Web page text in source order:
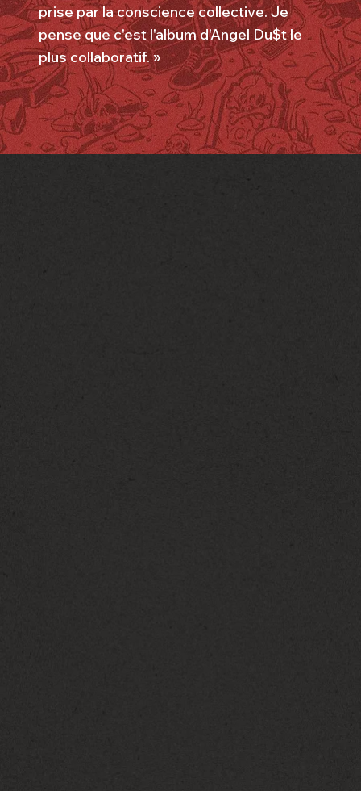
prise par la conscience collective. Je
pense que c'est l'album d'Angel Du$t le
plus collaboratif. »